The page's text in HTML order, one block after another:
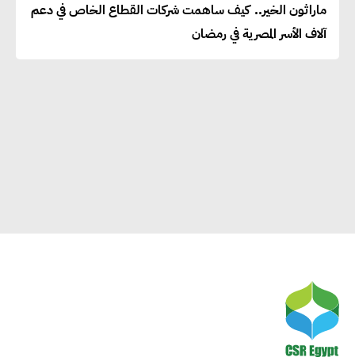
ماراثون الخير.. كيف ساهمت شركات القطاع الخاص في دعم
آلاف الأسر المصرية في رمضان